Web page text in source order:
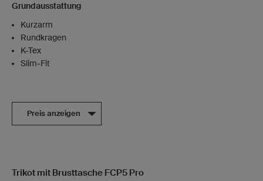
Grundausstattung
Kurzarm
Rundkragen
K-Tex
Slim-Fit
Preis anzeigen
Trikot mit Brusttasche FCP5 Pro